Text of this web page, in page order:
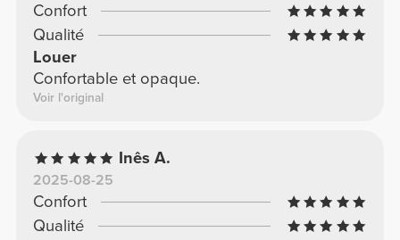
Confort
Qualité
Louer
Confortable et opaque.
Voir l'original
Inês A.
2025-08-25
Confort
Qualité